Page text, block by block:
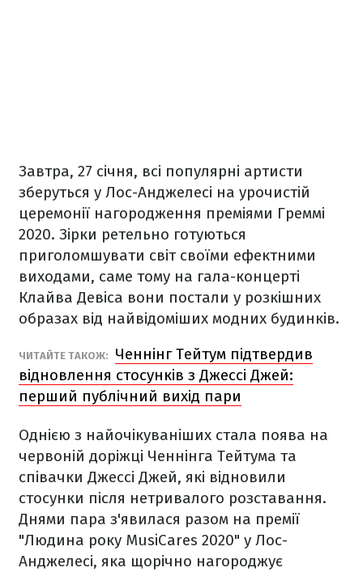
Завтра, 27 січня, всі популярні артисти
зберуться у Лос-Анджелесі на урочистій
церемонії нагородження преміями Греммі
2020. Зірки ретельно готуються
приголомшувати світ своїми ефектними
виходами, саме тому на гала-концерті
Клайва Девіса вони постали у розкішних
образах від найвідоміших модних будинків.
​ЧИТАЙТЕ ТАКОЖ:
Ченнінг Тейтум підтвердив
відновлення стосунків з Джессі Джей:
перший публічний вихід пари
Однією з найочікуваніших стала поява на
червоній доріжці Ченнінга Тейтума та
співачки Джессі Джей, які відновили
стосунки після нетривалого розставання.
Днями пара з'явилася разом на премії
"Людина року MusiCares 2020" у Лос-
Анджелесі, яка щорічно нагороджує